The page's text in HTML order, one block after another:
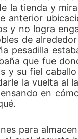
la tienda y
y no logra
de
pesadilla
que fue
y su fiel
la vuelta al
en
para